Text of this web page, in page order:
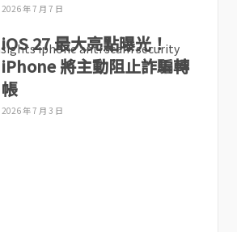
2026 年 7 月 7 日
iOS 27 最大亮點曝光！
iPhone 將主動阻止詐騙轉
帳
2026 年 7 月 3 日